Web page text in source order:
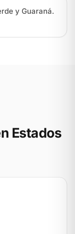
y Guaraná.
Estados